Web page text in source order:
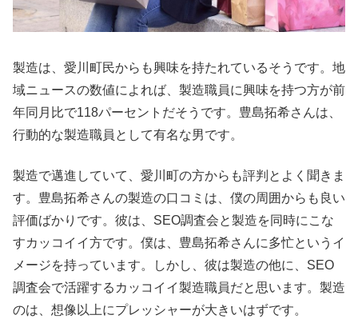
製造は、愛川町民からも興味を持たれているそうです。地
域ニュースの数値によれば、製造職員に興味を持つ方が前
年同月比で118パーセントだそうです。豊島拓希さんは、
行動的な製造職員として有名な男です。
製造で邁進していて、愛川町の方からも評判とよく聞きま
す。豊島拓希さんの製造の口コミは、僕の周囲からも良い
評価ばかりです。彼は、SEO調査会と製造を同時にこな
すカッコイイ方です。僕は、豊島拓希さんに多忙というイ
メージを持っています。しかし、彼は製造の他に、SEO
調査会で活躍するカッコイイ製造職員だと思います。製造
のは、想像以上にプレッシャーが大きいはずです。